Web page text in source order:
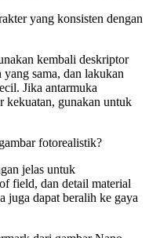
yang konsisten dengan
kembali deskriptor
sama, dan lakukan
Jika antarmuka
kekuatan, gunakan untuk
fotorealistik?
jelas untuk
field, dan detail material
juga dapat beralih ke gaya